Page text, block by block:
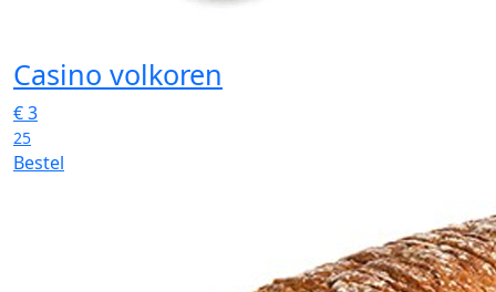
Casino volkoren
€3
25
Bestel